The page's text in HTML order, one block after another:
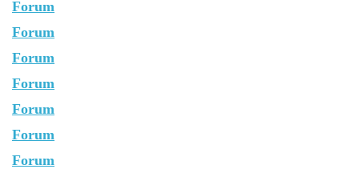
Forum
Forum
Forum
Forum
Forum
Forum
Forum